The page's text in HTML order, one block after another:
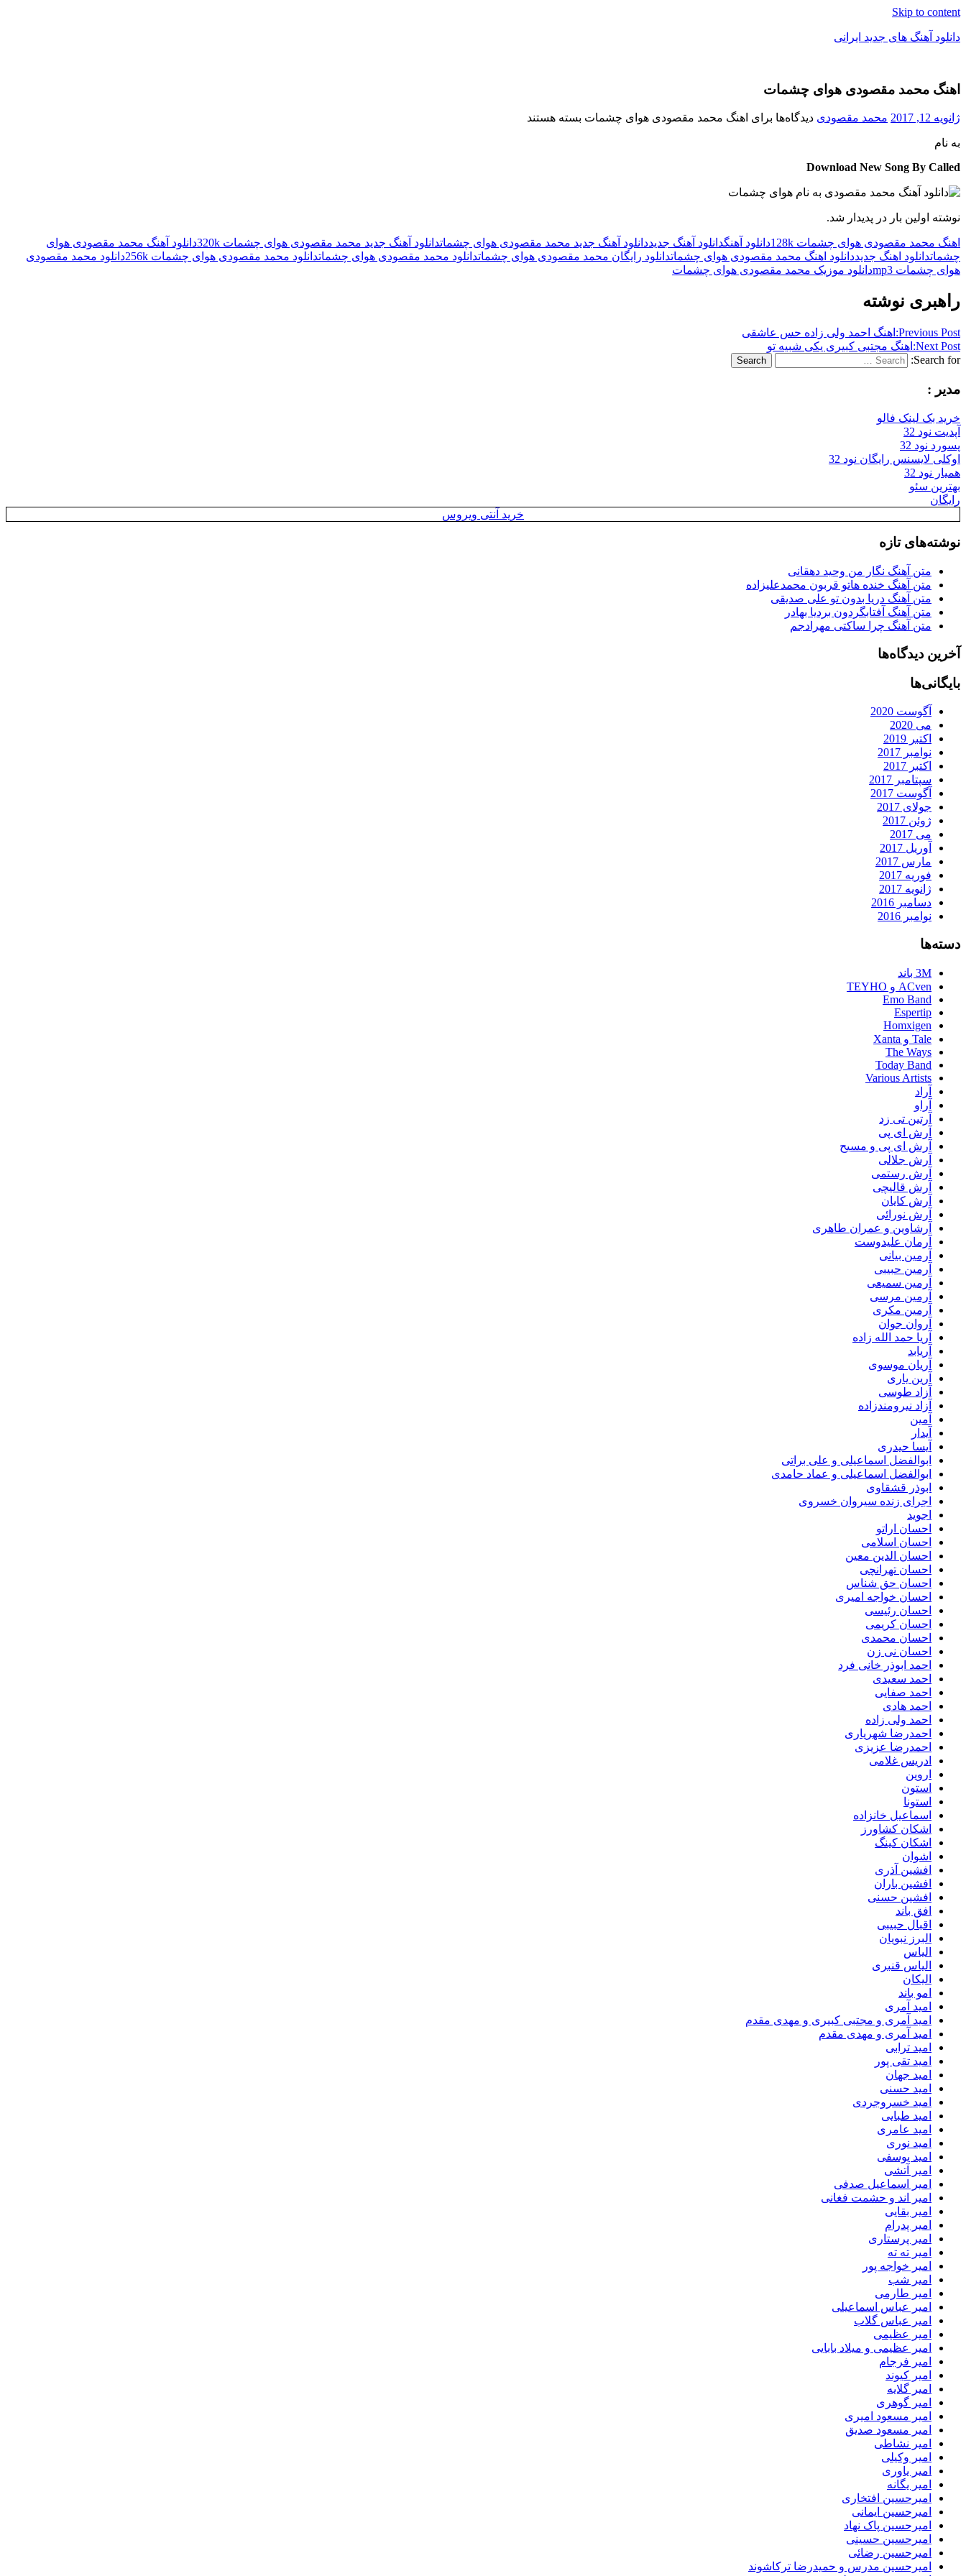
Skip to content
دانلود آهنگ های جدید ایرانی
فول
موزیک
اهنگ محمد مقصودی هوای چشمات
ژانویه 12, 2017 محمد مقصودی دیدگاه‌ها برای اهنگ محمد مقصودی هوای چشمات بسته هستند
به نام
Download New Song By Called
نوشته اولین بار در پدیدار شد.
اهنگ محمد مقصودی هوای چشمات 128k دانلود آهنگدانلود آهنگ جدیددانلود آهنگ جدید محمد مقصودی هوای چشماتدانلود آهنگ جدید محمد مقصودی هوای چشمات 320k
دانلود آهنگ محمد مقصودی هوای
چشماتدانلود اهنگ جدیددانلود اهنگ محمد مقصودی هوای چشماتدانلود رایگان محمد مقصودی هوای چشماتدانلود محمد مقصودی هوای چشماتدانلود محمد مقصودی هوای چشمات 256k
دانلود محمد مقصودی
هوای چشمات mp3
دانلود موزیک محمد مقصودی هوای چشمات
راهبری نوشته
Previous Post: اهنگ احمد ولی زاده حس عاشقی
Next Post: اهنگ مجتبی کبیری یکی شبیه تو
Search for:
Search
مدیر :
خرید بک لینک فالو
آپدیت نود 32
پسورد نود 32
اوکلی لایسنس رایگان نود 32
همیار نود 32
بهترین سئو
رایگان
خرید آنتی ویروس
نوشته‌های تازه
متن آهنگ نگار من وحید دهقانی
متن آهنگ خنده هاتو قربون محمدعلیزاده
متن آهنگ دریا بدون تو علی صدیقی
متن آهنگ آفتابگردون بردیا بهادر
متن آهنگ چرا ساکتی مهرادجم
آخرین دیدگاه‌ها
بایگانی‌ها
آگوست 2020
می 2020
اکتبر 2019
نوامبر 2017
اکتبر 2017
سپتامبر 2017
آگوست 2017
جولای 2017
ژوئن 2017
می 2017
آوریل 2017
مارس 2017
فوریه 2017
ژانویه 2017
دسامبر 2016
نوامبر 2016
دسته‌ها
3M باند
ACven و TEYHO
Emo Band
Espertip
Homxigen
Tale و Xanta
The Ways
Today Band
Various Artists
آراد
آراو
آرتین تی زد
آرش ای پی
آرش ای پی و مسیح
آرش جلالی
آرش رستمی
آرش قالیچی
آرش کایان
آرش نورائی
آرشاوین و عمران طاهری
آرمان علیدوست
آرمین بیانی
آرمین حبیبی
آرمین سمیعی
آرمین مرسی
آرمین مکری
آروان جوان
آریا حمد الله زاده
آریابد
آریان موسوی
آرین یاری
آزاد طوسی
آزاد نیرومندزاده
آمین
آیدار
آیسا حیدری
ابوالفضل اسماعیلی و علی براتی
ابوالفضل اسماعیلی و عماد حامدی
ابوذر قشقاوی
اجرای زنده سیروان خسروی
اجوید
احسان اراتو
احسان اسلامی
احسان الدین معین
احسان تهرانچی
احسان حق شناس
احسان خواجه امیری
احسان رئیسی
احسان کریمی
احسان محمدی
احسان نی زن
احمد ابوذر خانی فرد
احمد سعیدی
احمد صفایی
احمد هادی
احمد ولی زاده
احمدرضا شهریاری
احمدرضا عزیزی
ادریس غلامی
اروین
استون
استونا
اسماعیل خانزاده
اشکان کشاورز
اشکان کینگ
اشوان
افشین آذری
افشین باران
افشین حسنی
افق باند
اقبال حبیبی
البرز نبویان
الیاس
الیاس قنبرى
الیکان
امو باند
امید آمری
امید آمری و مجتبی کبیری و مهدى مقدم
امید آمری و مهدی مقدم
امید ترابی
امید تقی پور
امید جهان
امید حسنی
امید خسروجردی
امید طبایی
امید عامری
امید نوری
امید یوسفی
امیر آتشی
امیر اسماعیل صدفی
امیر اند و حشمت فغانی
امیر بقایی
امیر پدرام
امیر پرستاری
امیر ته ته
امیر خواجه پور
امیر شب
امیر طارمی
امیر عباس اسماعیلی
امیر عباس گلاب
امیر عظیمی
امیر عظیمی و میلاد بابایی
امیر فرجام
امیر کیوند
امیر گلایه
امیر گوهری
امیر مسعود امیری
امیر مسعود صدیق
امیر نشاطی
امیر وکیلی
امیر یاوری
امیر یگانه
امیرحسین افتخاری
امیرحسین ایمانی
امیرحسین پاک نهاد
امیرحسین حسینی
امیرحسین رضائی
امیرحسین مدرس و حمیدرضا ترکاشوند